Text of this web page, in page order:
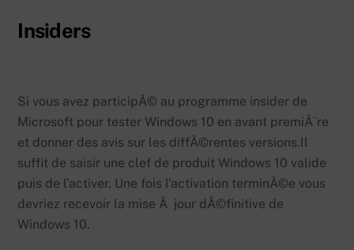
Insiders
Si vous avez participÃ© au programme insider de
Microsoft pour tester Windows 10 en avant premiÃ¨re
et donner des avis sur les diffÃ©rentes versions.Il
suffit de saisir une clef de produit Windows 10 valide
puis de l’activer. Une fois l’activation terminÃ©e vous
devriez recevoir la mise Ã jour dÃ©finitive de
Windows 10.